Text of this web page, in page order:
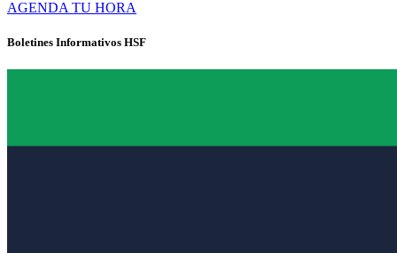
AGENDA TU HORA
Boletines Informativos HSF